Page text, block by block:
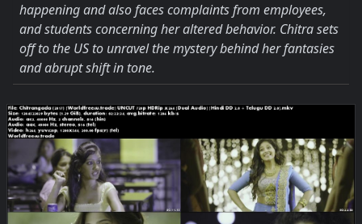
happening and also faces complaints from employees,
and students concerning her altered behavior. Chitra sets
off to the US to unravel the mystery behind her fantasies
and abrupt shift in tone.